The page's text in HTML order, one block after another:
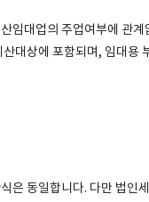
임대업의 주업여부에 관
대상에 포함되며, 임대용
은 동일합니다. 다만 법인